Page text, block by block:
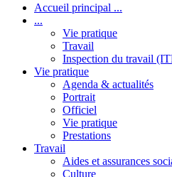
Accueil principal ...
...
Vie pratique
Travail
Inspection du travail
Vie pratique
Agenda & actualités
Portrait
Officiel
Vie pratique
Prestations
Travail
Aides et assurances
Culture